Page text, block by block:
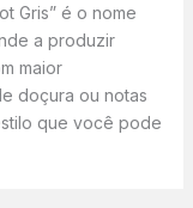
Gris” é o nome
a produzir
maior
doçura ou notas
que você pode